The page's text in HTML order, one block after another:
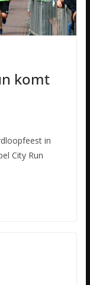
komt
in
City Run